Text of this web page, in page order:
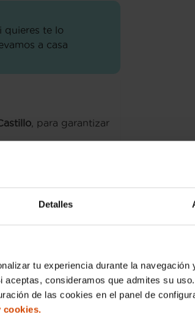
Detalles
tu experiencia durante la navegación
aceptas, consideramos que admites su
de las cookies en el panel de
cookies.
quieres te lo
a casa
, para garantizar